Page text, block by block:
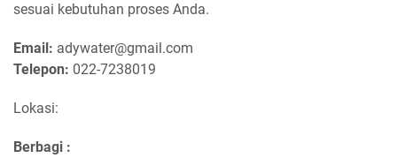
sesuai kebutuhan proses Anda.
Email: adywater@gmail.com
Telepon: 022-7238019
Lokasi:
Berbagi :